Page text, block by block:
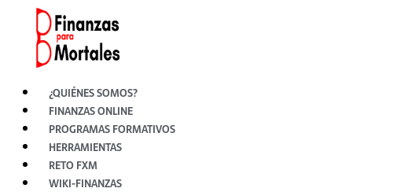
contenido
¿QUIÉNES SOMOS?
FINANZAS ONLINE
PROGRAMAS FORMATIVOS
HERRAMIENTAS
RETO FXM
WIKI-FINANZAS